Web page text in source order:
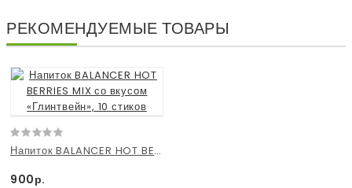
РЕКОМЕНДУЕМЫЕ ТОВАРЫ
Напиток BALANCER HOT BERRIES MIX со вкусом «Глинтвейн», 10 стиков
900р.